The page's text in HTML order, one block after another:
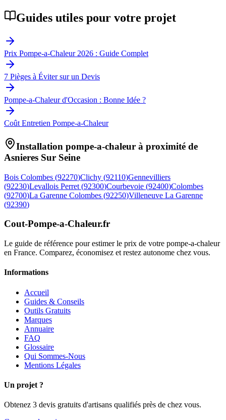
Guides utiles pour votre projet
Prix Pompe-a-Chaleur 2026 : Guide Complet
7 Pièges à Éviter sur un Devis
Pompe-a-Chaleur d'Occasion : Bonne Idée ?
Coût Entretien Pompe-a-Chaleur
Installation pompe-a-chaleur à proximité de
Asnieres Sur Seine
Bois Colombes (92270)Clichy (92110)Gennevilliers
(92230)Levallois Perret (92300)Courbevoie (92400)Colombes
(92700)La Garenne Colombes (92250)Villeneuve La Garenne
(92390)
Cout-Pompe-a-Chaleur.fr
Le guide de référence pour estimer le prix de votre pompe-a-chaleur
en France. Comparez, économisez et restez autonome chez vous.
Informations
Accueil
Guides & Conseils
Outils Gratuits
Marques
Annuaire
FAQ
Glossaire
Qui Sommes-Nous
Mentions Légales
Un projet ?
Obtenez 3 devis gratuits d'artisans qualifiés près de chez vous.